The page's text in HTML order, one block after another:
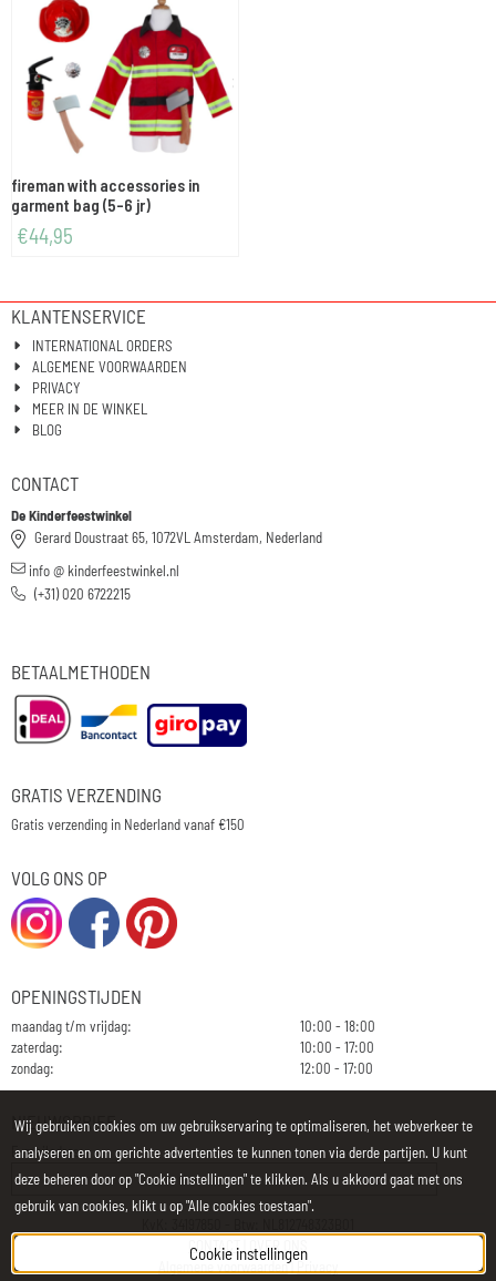
fireman with accessories in
garment bag (5-6 jr)
€44,95
KLANTENSERVICE
INTERNATIONAL ORDERS
ALGEMENE VOORWAARDEN
PRIVACY
MEER IN DE WINKEL
BLOG
CONTACT
De Kinderfeestwinkel
Gerard Doustraat 65, 1072VL Amsterdam, Nederland
info @ kinderfeestwinkel.nl
(+31) 020 6722215
BETAALMETHODEN
GRATIS VERZENDING
Gratis verzending in Nederland vanaf €150
VOLG ONS OP
OPENINGSTIJDEN
maandag t/m vrijdag:
10:00 - 18:00
zaterdag:
10:00 - 17:00
zondag:
12:00 - 17:00
NIEUWSBRIEF
E-mailadres:
CONTACT
OVER ONS
Algemene voorwaarden|
Wij gebruiken cookies om uw gebruikservaring te optimaliseren, het webverkeer te
analyseren en om gerichte advertenties te kunnen tonen via derde partijen. U kunt
deze beheren door op "Cookie instellingen" te klikken. Als u akkoord gaat met ons
gebruik van cookies, klikt u op "Alle cookies toestaan".
Cookie instellingen